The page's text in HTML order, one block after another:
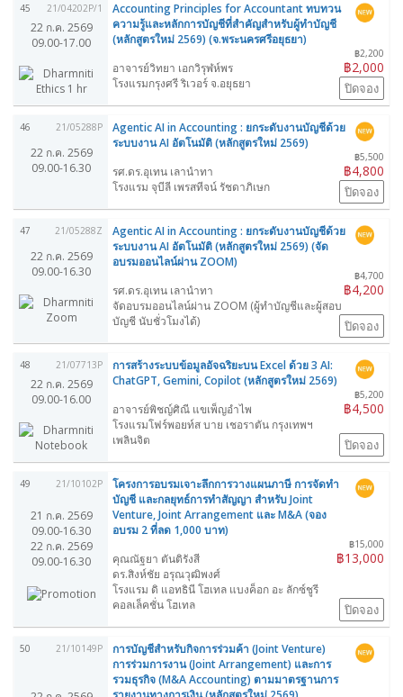
45 21/04202P/1
22 ก.ค. 2569
09.00-17.00
Accounting Principles for Accountant ทบทวน
ความรู้และหลักการบัญชีที่สำคัญสำหรับผู้ทำบัญชี
(หลักสูตรใหม่ 2569) (จ.พระนครศรีอยุธยา)
฿2,200
฿2,000
อาจารย์วิทยา เอกวิรุฬห์พร
โรงแรมกรุงศรี ริเวอร์ จ.อยุธยา
ปิดจอง
46 21/05288P
22 ก.ค. 2569
09.00-16.30
Agentic AI in Accounting : ยกระดับงานบัญชีด้วย
ระบบงาน AI อัตโนมัติ (หลักสูตรใหม่ 2569)
฿5,500
฿4,800
รศ.ดร.อุเทน เลานำทา
โรงแรม จุบีลี เพรสทีจน์ รัชดาภิเษก
ปิดจอง
47 21/05288Z
22 ก.ค. 2569
09.00-16.30
Agentic AI in Accounting : ยกระดับงานบัญชีด้วย
ระบบงาน AI อัตโนมัติ (หลักสูตรใหม่ 2569) (จัด
อบรมออนไลน์ผ่าน ZOOM)
฿4,700
฿4,200
รศ.ดร.อุเทน เลานำทา
จัดอบรมออนไลน์ผ่าน ZOOM (ผู้ทำบัญชีและผู้สอบ
บัญชี นับชั่วโมงได้)
ปิดจอง
48 21/07713P
22 ก.ค. 2569
09.00-16.00
การสร้างระบบข้อมูลอัจฉริยะบน Excel ด้วย 3 AI:
ChatGPT, Gemini, Copilot (หลักสูตรใหม่ 2569)
฿5,200
฿4,500
อาจารย์พิชญ์ศิณี แขเพ็ญอำไพ
โรงแรมโฟร์พอยท์ส บาย เชอราตัน กรุงเทพฯ
เพลินจิต
ปิดจอง
49 21/10102P
21 ก.ค. 2569
09.00-16.30
22 ก.ค. 2569
09.00-16.30
โครงการอบรมเจาะลึกการวางแผนภาษี การจัดทำ
บัญชี และกลยุทธ์การทำสัญญา สำหรับ Joint
Venture, Joint Arrangement และ M&A (จอง
อบรม 2 ที่ลด 1,000 บาท)
฿15,000
฿13,000
คุณณัฐยา ตันติรังสี
ดร.สิงห์ชัย อรุณวุฒิพงศ์
โรงแรม ดิ แอทธินี โฮเทล แบงค็อก อะ ลักซ์ชูรี
คอลเล็คชั่น โฮเทล
ปิดจอง
50 21/10149P
การบัญชีสำหรับกิจการร่วมค้า (Joint Venture)
การร่วมการงาน (Joint Arrangement) และการ
รวมธุรกิจ (M&A Accounting) ตามมาตรฐานการ